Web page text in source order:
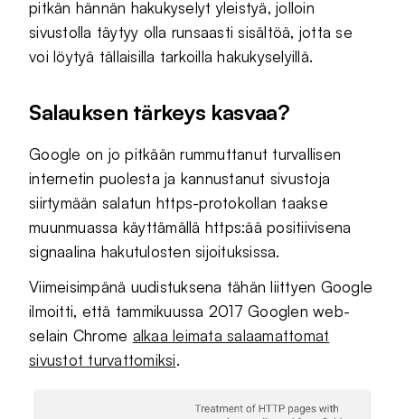
pitkän hännän hakukyselyt yleistyä, jolloin
sivustolla täytyy olla runsaasti sisältöä, jotta se
voi löytyä tällaisilla tarkoilla hakukyselyillä.
Salauksen tärkeys kasvaa?
Google on jo pitkään rummuttanut turvallisen
internetin puolesta ja kannustanut sivustoja
siirtymään salatun https-protokollan taakse
muunmuassa käyttämällä https:ää positiivisena
signaalina hakutulosten sijoituksissa.
Viimeisimpänä uudistuksena tähän liittyen Google
ilmoitti, että tammikuussa 2017 Googlen web-
selain Chrome alkaa leimata salaamattomat
sivustot turvattomiksi.